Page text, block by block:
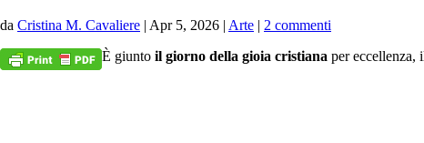
da Cristina M. Cavaliere | Apr 5, 2026 | Arte | 2 commenti
È giunto il giorno della gioia cristiana per eccellenza,